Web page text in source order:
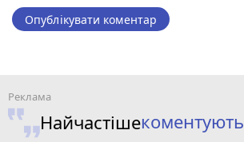
Опублікувати коментар
Найчастішекоментують